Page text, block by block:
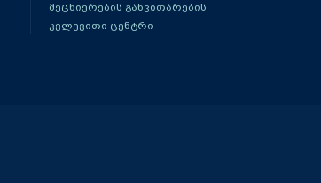
მეცნიერების განვითარების
კვლევითი ცენტრი